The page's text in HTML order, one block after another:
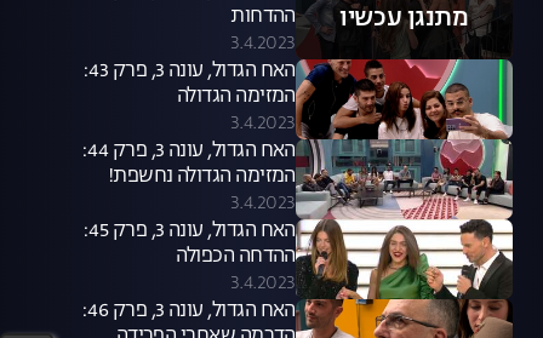
מתנגן עכשיו
ההדחות
3.4.2023
האח הגדול, עונה 3, פרק 43:
המזימה הגדולה
3.4.2023
האח הגדול, עונה 3, פרק 44:
המזימה הגדולה נחשפת!
3.4.2023
האח הגדול, עונה 3, פרק 45:
ההדחה הכפולה
3.4.2023
האח הגדול, עונה 3, פרק 46: